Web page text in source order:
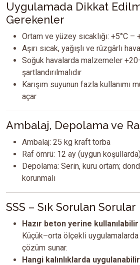
Uygulamada Dikkat
Gerekenler
Ortam ve yüzey sıcaklığı: +5°C –
Aşırı sıcak, yağışlı ve rüzgârlı
Soğuk havalarda malzemeler
şartlandırılmalıdır
Karışım suyunun fazla kullanımı
açar
Ambalaj, Depolama ve
Ambalaj: 25 kg kraft torba
Raf ömrü: 12 ay (uygun
Depolama: Serin, kuru ortam;
korunmalı
SSS – Sık Sorulan Sorular
Hazır beton yerine kullanılabilir
Küçük–orta ölçekli uygulamalarda
çözüm sunar.
Hangi kalınlıklarda